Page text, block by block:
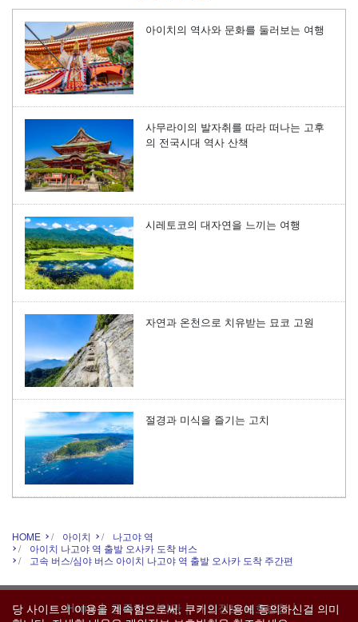
아이치의 역사와 문화를 둘러보는 여행
사무라이의 발자취를 따라 떠나는 고후
의 전국시대 역사 산책
시레토코의 대자연을 느끼는 여행
자연과 온천으로 치유받는 묘코 고원
절경과 미식을 즐기는 고치
HOME 아이치
나고야 역
아이치 나고야 역 출발 오사카 도착 버스
고속 버스/심야 버스 아이치 나고야 역 출발 오사카 도착 주간편
당 사이트의 이용을 계속함으로써, 쿠키의 사용에 동의하신걸 의미
Home | 등록정보/약관 | 개인정보 보호방침 |